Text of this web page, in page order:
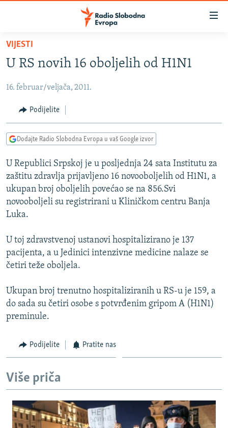
Pređite
glavni
Pređite
Pređite
pretragu
SRBIJA
KOSOVO
VIZUELNO
VIDEO
FOTOGALERIJE
INFOGRAFIKE
PODCASTI
RAT U UKRAJINI
KINA NA BALKANU
RSE PRIČE IZ SVIJETA
ISPRIČAJ MI
DNEVNO@RSE
VIŠE OD NASLOVA
GENOCID U SREBRENICI
TV LIBERTY
MOJA EVROPA
TRI DECENIJE OD RATA U BIH
SVE KARTE DEJTONA
PRATITE NAS
Sve RFE/RL stranice
VIJESTI
U RS novih 16 oboljelih od H1N1
16. februar/veljača, 2011.
Podijelite
Dodajte Radio Slobodna Evropa u vaš Google izvor
U Republici Srpskoj je u posljednja 24 sata Institutu za
zaštitu zdravlja prijavljeno 16 novooboljelih od H1N1, a
ukupan broj oboljelih povećao se na 856.Svi
novooboljeli su registrirani u Kliničkom centru Banja
Luka.
U toj zdravstvenoj ustanovi hospitalizirano je 137
pacijenta, a u Jedinici intenzivne medicine nalaze se
četiri teže oboljela.
Ukupan broj trenutno hospitaliziranih u RS-u je 159, a
do sada su četiri osobe s potvrđenim gripom A (H1N1)
preminule.
Podijelite Pratite nas
Više priča